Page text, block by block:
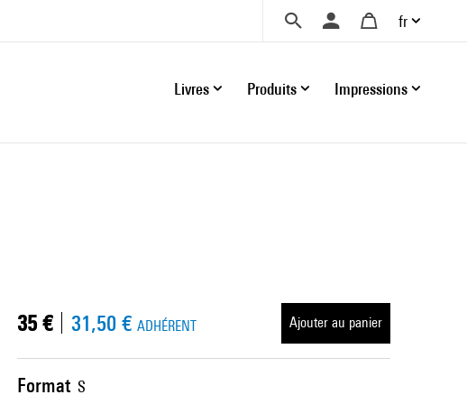
fr
Livres Produits Impressions
Format S
35 € 31,50 € ADHÉRENT Ajouter au panier